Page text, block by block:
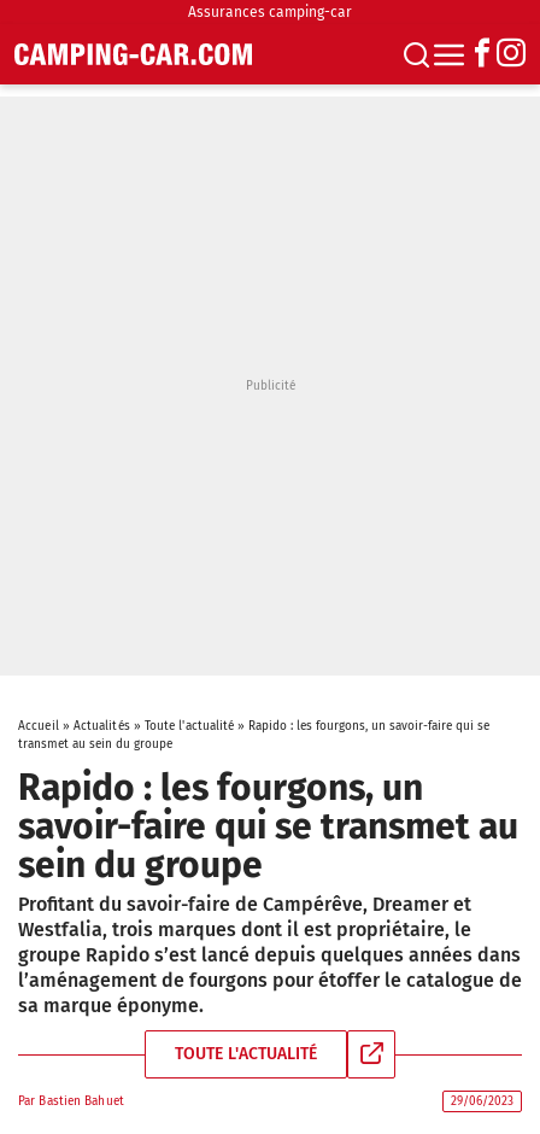
Assurances camping-car
Accueil» Actualités» Toute l'actualité » Rapido : les fourgons, un savoir-faire qui se
transmet au sein du groupe
Rapido : les fourgons, un
savoir-faire qui se transmet au
sein du groupe
Profitant du savoir-faire de Campérêve, Dreamer et
Westfalia, trois marques dont il est propriétaire, le
groupe Rapido s’est lancé depuis quelques années dans
l’aménagement de fourgons pour étoffer le catalogue de
sa marque éponyme.
TOUTE L'ACTUALITÉ
Par Bastien Bahuet 29/06/2023